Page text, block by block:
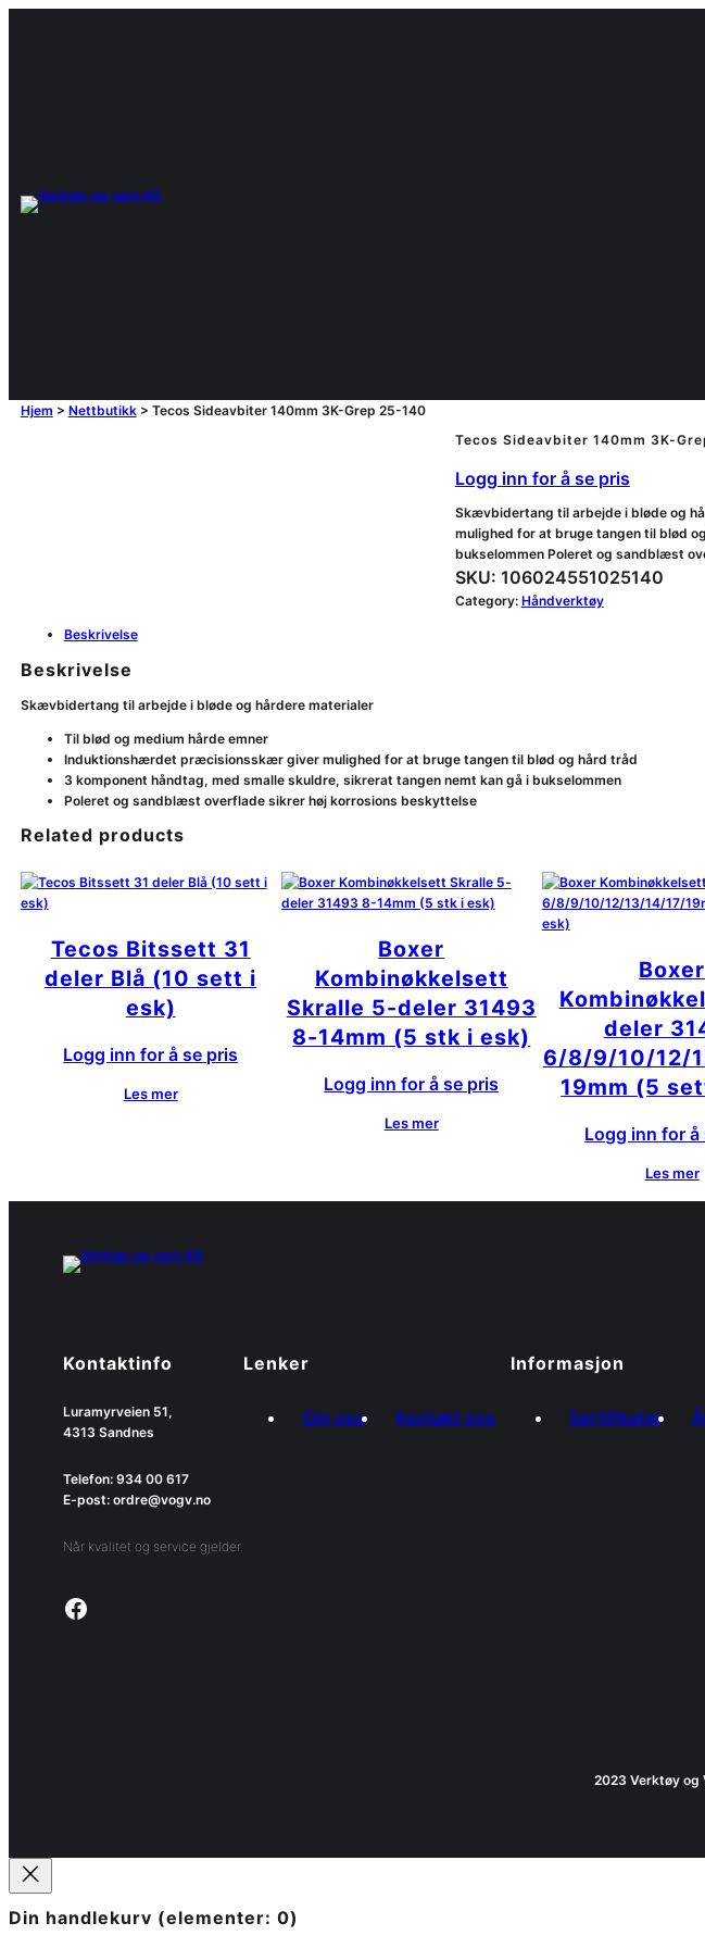
Hjem > Nettbutikk> Tecos Sideavbiter 140mm 3K-Grep 25-140
Tecos Sideavbiter 140mm 3K-
Logg inn for å se pris
Skævbidertang til arbejde i bløde og
mulighed for at bruge tangen til blød
bukselommen Poleret og sandblæst
SKU: 106024551025140
Category: Håndverktøy
Beskrivelse
Beskrivelse
Skævbidertang til arbejde i bløde og hårdere materialer
Til blød og medium hårde emner
Induktionshærdet præcisionsskær giver mulighed for at bruge tangen til blød og hård tråd
3 komponent håndtag, med smalle skuldre, sikrerat tangen nemt kan gå i bukselommen
Poleret og sandblæst overflade sikrer høj korrosions beskyttelse
Related products
Tecos Bitssett 31
deler Blå (10 sett i
esk)
Logg inn for å se pris
Les mer
Boxer
Kombinøkkelsett
Skralle 5-deler 31493
8-14mm (5 stk i esk)
Logg inn for å se pris
Les mer
Boxer
deler
6/8/9/10/12/
19mm (5
Logg inn for å
Les mer
Kontaktinfo
Luramyrveien 51,
4313 Sandnes
Telefon: 934 00 617
E-post: ordre@vogv.no
Når kvalitet og service gjelder.
Link to facebook page
Lenker
Om oss Kontakt oss
Informasjon
Sertifikater
2023 Verktøy og
Din handlekurv (elementer: 0)